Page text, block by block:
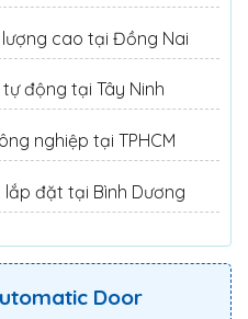
cao tại Đồng Nai
động tại Tây Ninh
nghiệp tại TPHCM
lắp đặt tại Bình Dương
Door